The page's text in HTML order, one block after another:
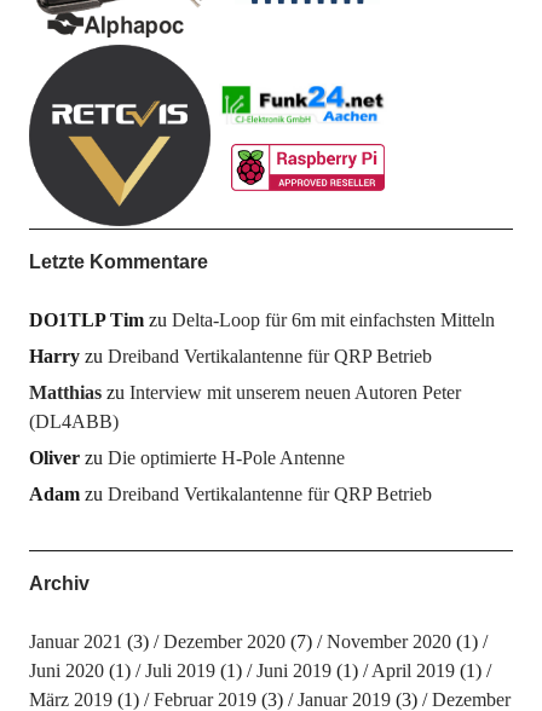
Letzte Kommentare
DO1TLP Timzu Delta-Loop für 6m mit einfachsten Mitteln
Harryzu Dreiband Vertikalantenne für QRP Betrieb
Matthiaszu Interview mit unserem neuen Autoren Peter
(DL4ABB)
Oliverzu Die optimierte H-Pole Antenne
Adamzu Dreiband Vertikalantenne für QRP Betrieb
Archiv
Januar 2021 (3) Dezember 2020(7) November 2020(1)
Juni 2020(1) Juli 2019(1) Juni 2019(1) April 2019(1)
März 2019(1) Februar 2019(3) Januar 2019(3)
Dezember